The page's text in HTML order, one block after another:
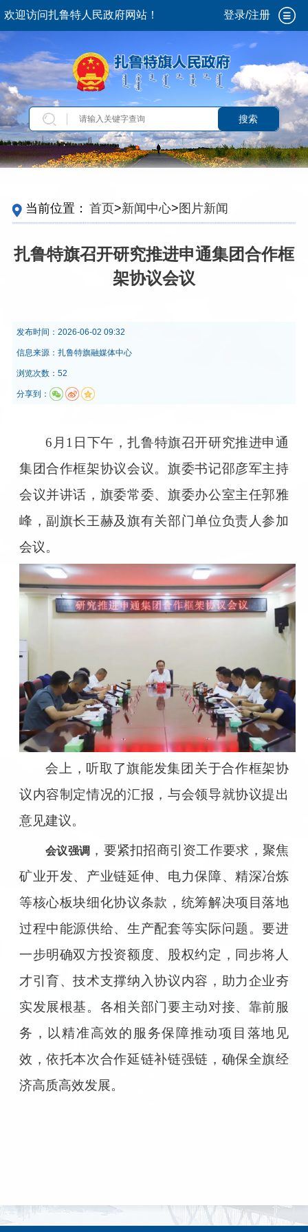
欢迎访问扎鲁特人民政府网站！ 登录/注册
搜索
当前位置： 首页>新闻中心>图片新闻
扎鲁特旗召开研究推进申通集团合作框
架协议会议
发布时间： 2026-06-02 09:32
信息来源： 扎鲁特旗融媒体中心
浏览次数：52
分享到：
6月1日下午，扎鲁特旗召开研究推进申通
集团合作框架协议会议。旗委书记邵彦军主持
会议并讲话，旗委常委、旗委办公室主任郭雅
峰，副旗长王赫及旗有关部门单位负责人参加
会议。
会上，听取了旗能发集团关于合作框架协
议内容制定情况的汇报，与会领导就协议提出
意见建议。
会议强调 ，要紧扣招商引资工作要求，聚焦
矿业开发、产业链延伸、电力保障、精深冶炼
等核心板块细化协议条款，统筹解决项目落地
过程中能源供给、生产配套等实际问题。要进
一步明确双方投资额度、股权约定，同步将人
才引育、技术支撑纳入协议内容，助力企业夯
实发展根基。各相关部门要主动对接、靠前服
务，以精准高效的服务保障推动项目落地见
效，依托本次合作延链补链强链，确保全旗经
济高质高效发展。